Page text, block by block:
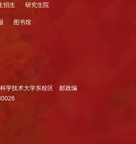
招生 研究生院
图书馆
学技术大学东校区 邮政编